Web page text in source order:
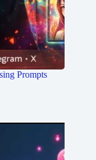
Prompts